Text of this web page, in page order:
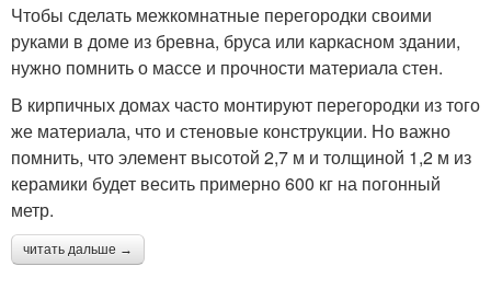
Чтобы сделать межкомнатные перегородки своими
руками в доме из бревна, бруса или каркасном здании,
нужно помнить о массе и прочности материала стен.
В кирпичных домах часто монтируют перегородки из того
же материала, что и стеновые конструкции. Но важно
помнить, что элемент высотой 2,7 м и толщиной 1,2 м из
керамики будет весить примерно 600 кг на погонный
метр.
читать дальше →